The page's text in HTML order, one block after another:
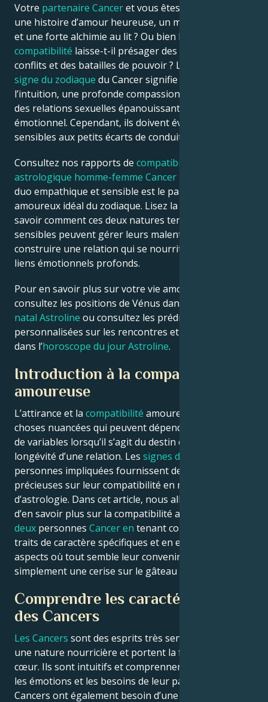
Votre partenaire Canceret vous êtes destinés à vivre
une histoire d’amour heureuse, un mariage durable
et une forte alchimie au lit ? Ou bien l’
compatibilité laisse-t-il présager des désaccords, des
conflits et des batailles de pouvoir ? Le double du
signe du zodiaque du Cancer signifie le double de
l’intuition, une profonde compassion en amour et
des relations sexuelles épanouissantes sur le plan
émotionnel. Cependant, ils doivent éviter d’être trop
sensibles aux petits écarts de conduite.
Consultez nos rapports de compatibilité
astrologique homme-femme Cancer
duo empathique et sensible est le partenaire
amoureux idéal du zodiaque. Lisez la suite pour
savoir comment ces deux natures tendres mais
sensibles peuvent gérer leurs malentendus et
construire une relation qui se nourrit d’intimité et de
liens émotionnels profonds.
Pour en savoir plus sur votre vie amoureuse,
consultez les positions de Vénus dans votre
natal Astroline ou consultez les prédictions
personnalisées sur les rencontres et les relations
dans l’horoscope du jour Astroline.
Introduction à la compatibilité
amoureuse
L’attirance et la compatibilité amoureuse sont des
choses nuancées qui peuvent dépendre de millions
de variables lorsqu’il s’agit du destin ou de la
longévité d’une relation. Les signes du zodiaque
personnes impliquées fournissent des informations
précieuses sur leur compatibilité en matière
d’astrologie. Dans cet article, nous allons essayer
d’en savoir plus sur la compatibilité amoureuse entre
deux personnes Cancer en tenant compte de leurs
traits de caractère spécifiques et en examinant les
aspects où tout semble leur convenir ; ce qui est tout
simplement une cerise sur le gâteau !
Comprendre les caractéristiques
des Cancers
Les Cancers sont des esprits très sensibles, ils ont
une nature nourricière et portent la famille dans leur
cœur. Ils sont intuitifs et comprennent naturellement
les émotions et les besoins de leur partenaire. Les
Cancers ont également besoin d’une maison facile et